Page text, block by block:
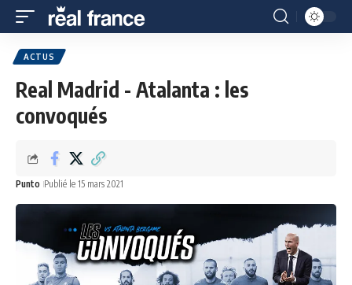
ACTUS
Real Madrid - Atalanta : les
convoqués
Punto Publié le 15 mars 2021